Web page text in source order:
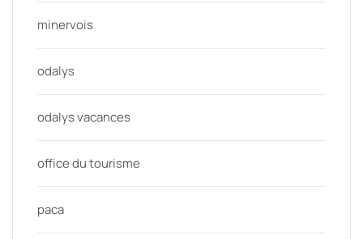
minervois
odalys
odalys vacances
office du tourisme
paca